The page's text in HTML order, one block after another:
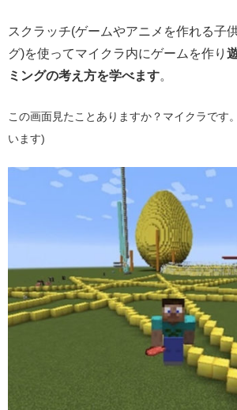
スクラッチ(ゲームやアニメを作れる子
グ)を使ってマイクラ内にゲームを作り
ミングの考え方を学べます。
こ の画面見たことありますか？マイクラです
います)